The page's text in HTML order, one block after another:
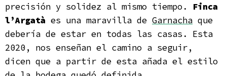
precisión y solidez al mismo tiempo. Finca
l’Argatà es una maravilla de Garnacha que
debería de estar en todas las casas. Esta
2020, nos enseñan el camino a seguir,
dicen que a partir de esta añada el estilo